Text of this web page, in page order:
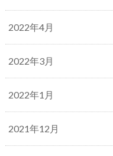
2022年4月
2022年3月
2022年1月
2021年12月